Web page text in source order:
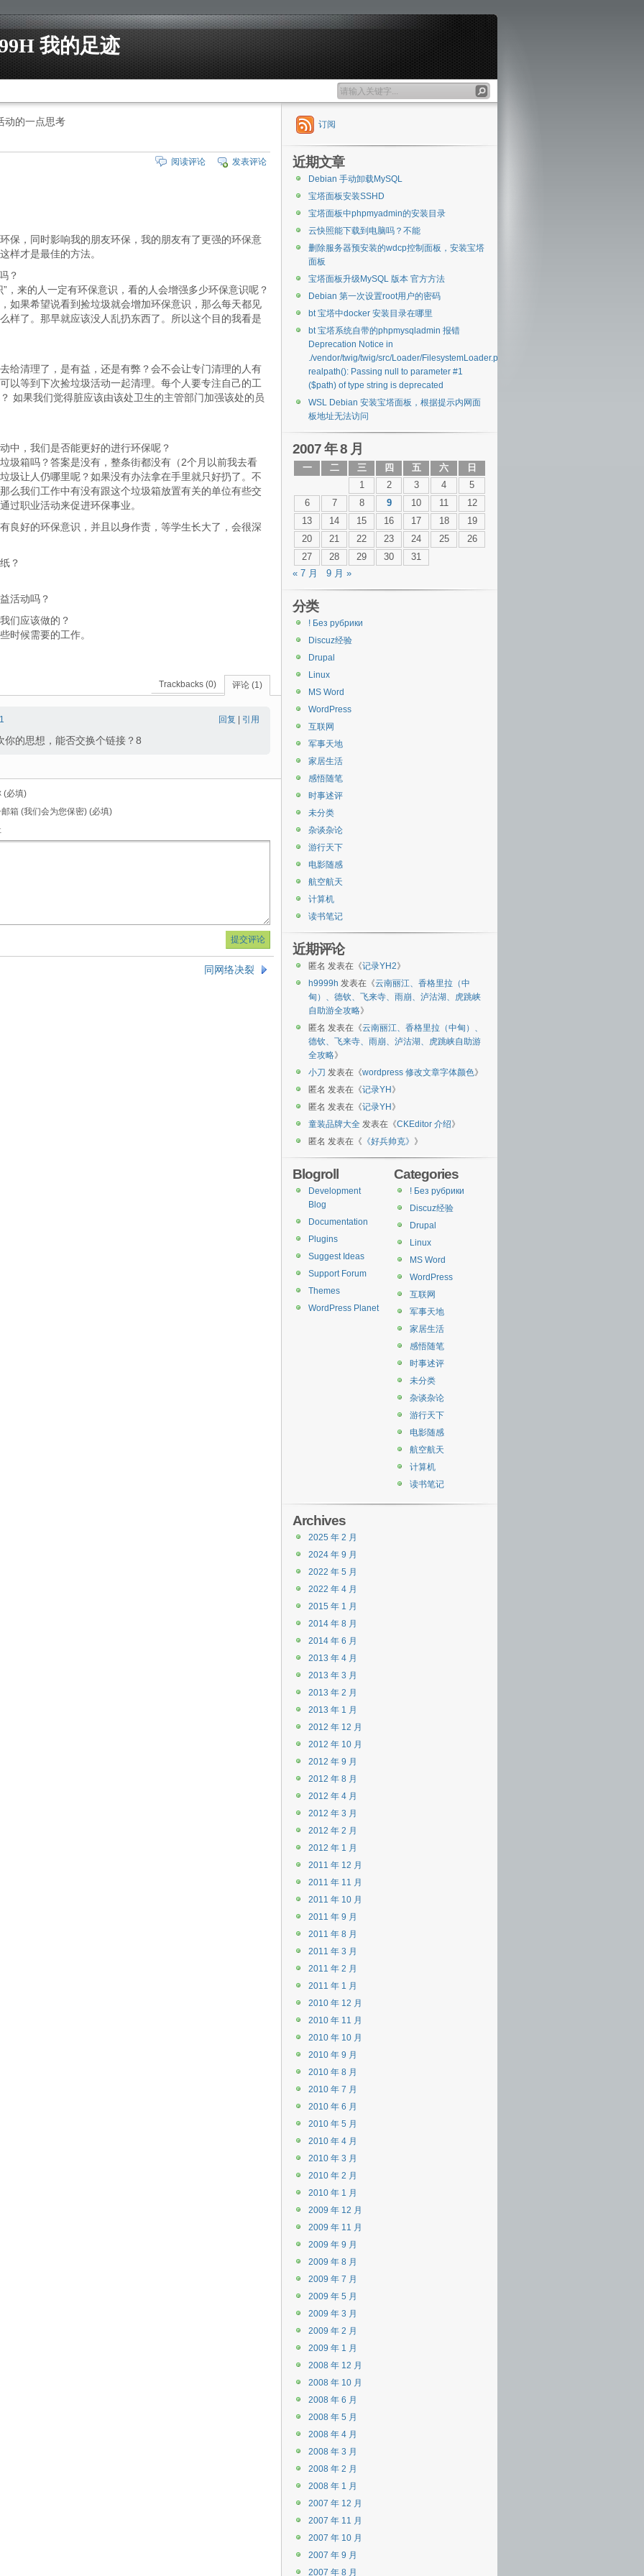
我的足迹
动的一点思考
发表评论
阅读评论
保，同时影响我的朋友环保，我的朋友有了更强的环保意
样才是最佳的方法。
？
，来的人一定有环保意识，看的人会增强多少环保意识呢？
如果希望说看到捡垃圾就会增加环保意识，那么每天都见
样了。那早就应该没人乱扔东西了。所以这个目的我看是
给清理了，是有益，还是有弊？会不会让专门清理的人有
以等到下次捡垃圾活动一起清理。每个人要专注自己的工
如果我们觉得脏应该由该处卫生的主管部门加强该处的员
中，我们是否能更好的进行环保呢？
圾箱吗？答案是没有，整条街都没有（2个月以前我去看
圾让人仍哪里呢？如果没有办法拿在手里就只好扔了。不
么我们工作中有没有跟这个垃圾箱放置有关的单位有些交
过职业活动来促进环保事业。
良好的环保意识，并且以身作责，等学生长大了，会很深
？
活动吗？
们应该做的？
时候需要的工作。
评论 (1)
Trackbacks (0)
回复 引用
你的思想，能否交换个链接？8
(必填)
邮箱 (我们会为您保密) (必填)
同网络决裂
订阅
近期文章
Debian 手动卸载MySQL
宝塔面板安装SSHD
宝塔面板中phpmyadmin的安装目录
云快照能下载到电脑吗？不能
删除服务器预安装的wdcp控制面板，安装宝塔
面板
宝塔面板升级MySQL 版本 官方方法
Debian 第一次设置root用户的密码
bt 宝塔中docker 安装目录在哪里
bt 宝塔系统自带的phpmysqladmin 报错
Deprecation Notice in
./vendor/twig/twig/src/Loader/FilesystemLoader.php#40
realpath(): Passing null to parameter #1
($path) of type string is deprecated
WSL Debian 安装宝塔面板，根据提示内网面
板地址无法访问
2007 年 8 月
一 二 三 四 五 六
日
1
2 3 4
5
6
7 8 9 10 11
12
13
14 15 16 17 18
19
20
21 22 23 24 25
26
27
28 29 30
31
« 7 月
9 月 »
分类
! Без рубрики
Discuz经验
Drupal
Linux
MS Word
WordPress
互联网
军事天地
家居生活
感悟随笔
时事述评
未分类
杂谈杂论
游行天下
电影随感
航空航天
计算机
读书笔记
近期评论
匿名 发表在《记录YH2》
h9999h 发表在《云南丽江、香格里拉（中
甸）、德钦、飞来寺、雨崩、泸沽湖、虎跳峡
自助游全攻略》
匿名 发表在《云南丽江、香格里拉（中甸）、
德钦、飞来寺、雨崩、泸沽湖、虎跳峡自助游
全攻略》
小刀 发表在《wordpress 修改文章字体颜色》
匿名 发表在《记录YH 》
匿名 发表在《记录YH 》
童装品牌大全 发表在《CKEditor 介绍》
匿名 发表在《 《好兵帅克》 》
Categories
! Без рубрики
Discuz经验
Drupal
Linux
MS Word
WordPress
互联网
军事天地
家居生活
感悟随笔
时事述评
未分类
杂谈杂论
游行天下
电影随感
航空航天
计算机
读书笔记
Blogroll
Development
Blog
Documentation
Plugins
Suggest Ideas
Support Forum
Themes
WordPress Planet
Archives
2025 年 2 月
2024 年 9 月
2022 年 5 月
2022 年 4 月
2015 年 1 月
2014 年 8 月
2014 年 6 月
2013 年 4 月
2013 年 3 月
2013 年 2 月
2013 年 1 月
2012 年 12 月
2012 年 10 月
2012 年 9 月
2012 年 8 月
2012 年 4 月
2012 年 3 月
2012 年 2 月
2012 年 1 月
2011 年 12 月
2011 年 11 月
2011 年 10 月
2011 年 9 月
2011 年 8 月
2011 年 3 月
2011 年 2 月
2011 年 1 月
2010 年 12 月
2010 年 11 月
2010 年 10 月
2010 年 9 月
2010 年 8 月
2010 年 7 月
2010 年 6 月
2010 年 5 月
2010 年 4 月
2010 年 3 月
2010 年 2 月
2010 年 1 月
2009 年 12 月
2009 年 11 月
2009 年 9 月
2009 年 8 月
2009 年 7 月
2009 年 5 月
2009 年 3 月
2009 年 2 月
2009 年 1 月
2008 年 12 月
2008 年 10 月
2008 年 6 月
2008 年 5 月
2008 年 4 月
2008 年 3 月
2008 年 2 月
2008 年 1 月
2007 年 12 月
2007 年 11 月
2007 年 10 月
2007 年 9 月
2007 年 8 月